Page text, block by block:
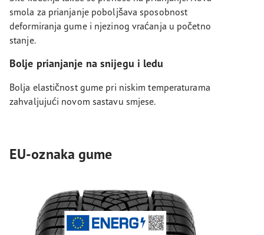
smola za prianjanje poboljšava sposobnost
deformiranja gume i njezinog vraćanja u početno
stanje.
Bolje prianjanje na snijegu i ledu
Bolja elastičnost gume pri niskim temperaturama
zahvaljujući novom sastavu smjese.
EU-oznaka gume